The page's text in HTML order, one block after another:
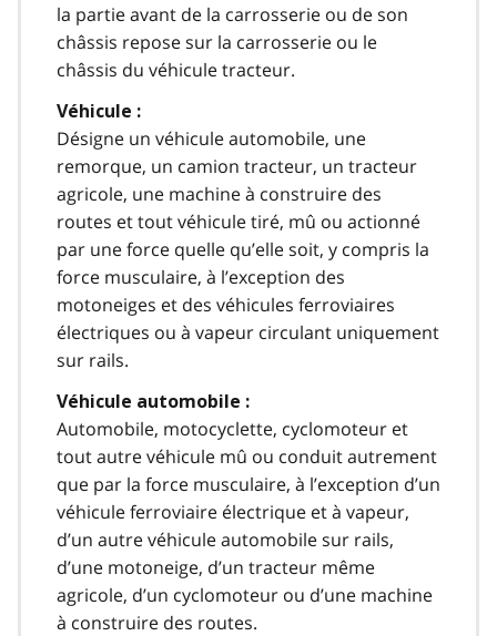
la partie avant de la carrosserie ou de son
châssis repose sur la carrosserie ou le
châssis du véhicule tracteur.
Véhicule :
Désigne un véhicule automobile, une
remorque, un camion tracteur, un tracteur
agricole, une machine à construire des
routes et tout véhicule tiré, mû ou actionné
par une force quelle qu’elle soit, y compris la
force musculaire, à l’exception des
motoneiges et des véhicules ferroviaires
électriques ou à vapeur circulant uniquement
sur rails.
Véhicule automobile :
Automobile, motocyclette, cyclomoteur et
tout autre véhicule mû ou conduit autrement
que par la force musculaire, à l’exception d’un
véhicule ferroviaire électrique et à vapeur,
d’un autre véhicule automobile sur rails,
d’une motoneige, d’un tracteur même
agricole, d’un cyclomoteur ou d’une machine
à construire des routes.